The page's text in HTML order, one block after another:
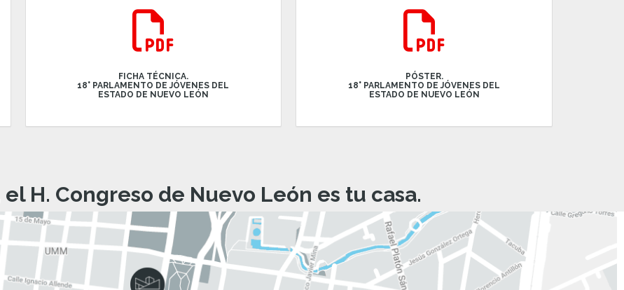
FICHA TÉCNICA.
18° PARLAMENTO DE JÓVENES DEL
ESTADO DE NUEVO LEÓN
PÓSTER.
18° PARLAMENTO DE JÓVENES DEL
ESTADO DE NUEVO LEÓN
H. Congreso de Nuevo León es tu casa.